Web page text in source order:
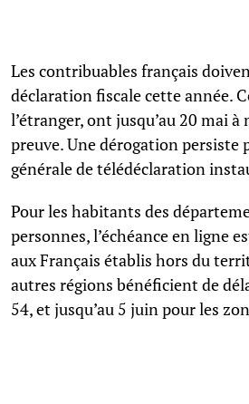
Les contribuables français
déclaration fiscale cette année.
l’étranger, ont jusqu’au 20 mai
preuve. Une dérogation persiste
générale de télédéclaration
Pour les habitants des
personnes, l’échéance en ligne
aux Français établis hors du
autres régions bénéficient de
54, et jusqu’au 5 juin pour les